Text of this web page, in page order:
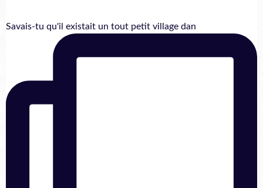
Savais-tu qu'il existait un tout petit village dan